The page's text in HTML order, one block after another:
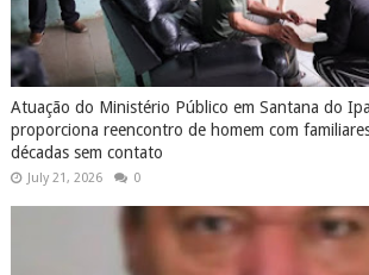
Atuação do Ministério Público em Santana do
proporciona reencontro de homem com
décadas sem contato
July 21, 2026 0